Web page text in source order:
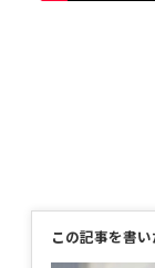
この記事を書